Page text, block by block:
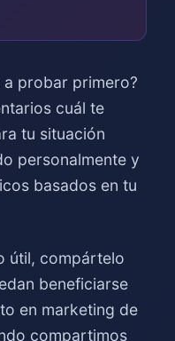
probar primero?
cuál te
tu situación
personalmente y
basados en tu
útil, compártelo
beneficiarse
en marketing de
compartimos